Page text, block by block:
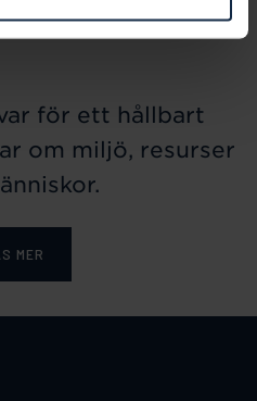
för ett hållbart
om miljö, resurser
MER